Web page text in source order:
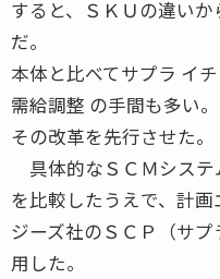
すると、ＳＫＵの違い
だ。
本体と比べてサプラ イ
需給調整 の手間も多い。
その改革を先行させた。
具体的なＳＣＭシステ
を比較したうえで、計
ジーズ社のＳＣＰ（サ
用した。